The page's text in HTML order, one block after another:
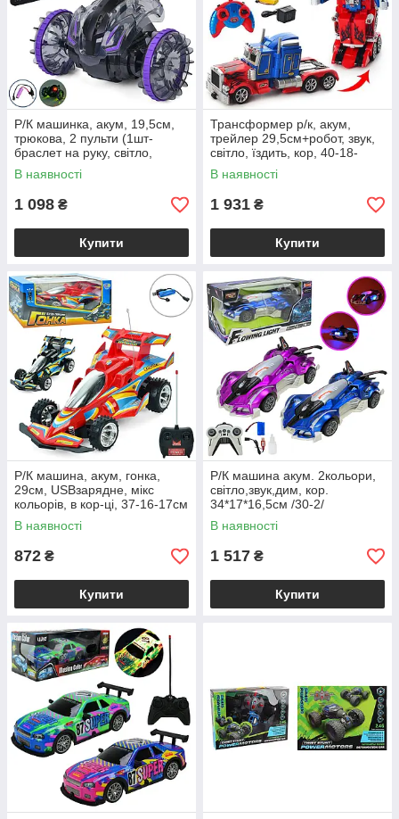
Р/К машинка, акум, 19,5см,
трюкова, 2 пульти (1шт-
браслет на руку, світло,
USBзарядне, 2 кольори, в
кор-ці, 28,5-16-18см /12/
В наявності
1 098 ₴
Купити
Трансформер р/к, акум,
трейлер 29,5см+робот, звук,
світло, їздить, кор, 40-18-
21см /12/
В наявності
1 931 ₴
Купити
Р/К машина, акум, гонка,
29см, USBзарядне, мікс
кольорів, в кор-ці, 37-16-17см
/12/
В наявності
872 ₴
Купити
Р/К машина акум. 2кольори,
світло,звук,дим, кор.
34*17*16,5см /30-2/
В наявності
1 517 ₴
Купити